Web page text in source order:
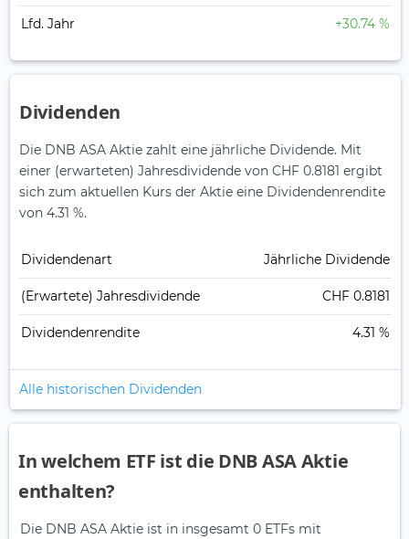
Lfd. Jahr +30.74 %
Dividenden
Die DNB ASA Aktie zahlt eine jährliche Dividende. Mit
einer (erwarteten) Jahresdividende von CHF 0.8181 ergibt
sich zum aktuellen Kurs der Aktie eine Dividendenrendite
von 4.31 %.
Dividendenart Jährliche Dividende
(Erwartete) Jahresdividende CHF 0.8181
Dividendenrendite 4.31 %
Alle historischen Dividenden
In welchem ETF ist die DNB ASA Aktie
enthalten?
Die DNB ASA Aktie ist in insgesamt 0 ETFs mit